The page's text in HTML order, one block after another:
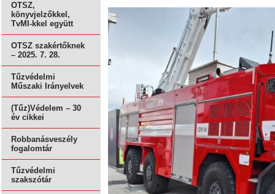
OTSZ,
könyvjelzőkkel,
TvMI-kkel együtt
OTSZ szakértőknek
– 2025. 7. 28.
Tűzvédelmi
Műszaki Irányelvek
(Tűz)Védelem – 30
év cikkei
Robbanásveszély
fogalomtár
Tűzvédelmi
szakszótár